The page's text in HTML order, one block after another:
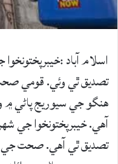
اسلام آباد
تصديق ٿي وئي. قومي
هنگو جي سيوريج پاڻي ۾
آهي. خيبرپختونخوا جي
تصديق ٿي آهي. صحت جي